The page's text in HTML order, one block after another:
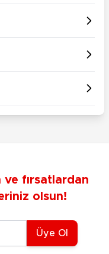
fırsatlardan
olsun!
Adresiniz
Üye Ol